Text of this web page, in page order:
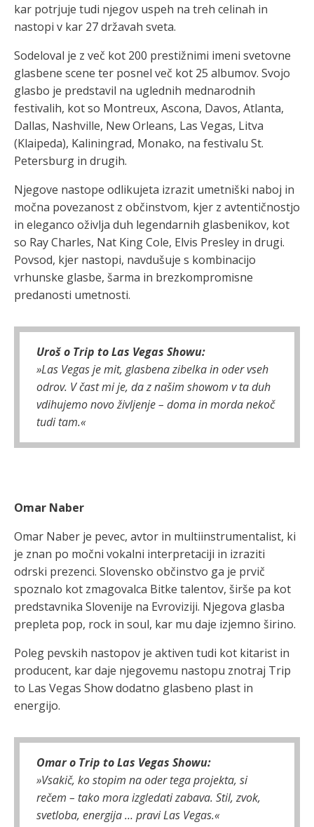
kar potrjuje tudi njegov uspeh na treh celinah in
nastopi v kar 27 državah sveta.
Sodeloval je z več kot 200 prestižnimi imeni svetovne
glasbene scene ter posnel več kot 25 albumov. Svojo
glasbo je predstavil na uglednih mednarodnih
festivalih, kot so Montreux, Ascona, Davos, Atlanta,
Dallas, Nashville, New Orleans, Las Vegas, Litva
(Klaipeda), Kaliningrad, Monako, na festivalu St.
Petersburg in drugih.
Njegove nastope odlikujeta izrazit umetniški naboj in
močna povezanost z občinstvom, kjer z avtentičnostjo
in eleganco oživlja duh legendarnih glasbenikov, kot
so Ray Charles, Nat King Cole, Elvis Presley in drugi.
Povsod, kjer nastopi, navdušuje s kombinacijo
vrhunske glasbe, šarma in brezkompromisne
predanosti umetnosti.
Uroš o Trip to Las Vegas Showu:
»Las Vegas je mit, glasbena zibelka in oder vseh
odrov. V čast mi je, da z našim showom v ta duh
vdihujemo novo življenje – doma in morda nekoč
tudi tam.«
Omar Naber
Omar Naber je pevec, avtor in multiinstrumentalist, ki
je znan po močni vokalni interpretaciji in izraziti
odrski prezenci. Slovensko občinstvo ga je prvič
spoznalo kot zmagovalca Bitke talentov, širše pa kot
predstavnika Slovenije na Evroviziji. Njegova glasba
prepleta pop, rock in soul, kar mu daje izjemno širino.
Poleg pevskih nastopov je aktiven tudi kot kitarist in
producent, kar daje njegovemu nastopu znotraj Trip
to Las Vegas Show dodatno glasbeno plast in
energijo.
Omar o Trip to Las Vegas Showu:
»Vsakič, ko stopim na oder tega projekta, si
rečem – tako mora izgledati zabava. Stil, zvok,
svetloba, energija … pravi Las Vegas.«